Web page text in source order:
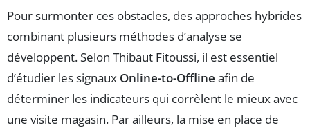
Pour surmonter ces obstacles, des approches hybrides
combinant plusieurs méthodes d’analyse se
développent. Selon Thibaut Fitoussi, il est essentiel
d’étudier les signaux Online-to-Offline afin de
déterminer les indicateurs qui corrèlent le mieux avec
une visite magasin. Par ailleurs, la mise en place de